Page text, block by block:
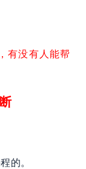
有没有人能帮
的。